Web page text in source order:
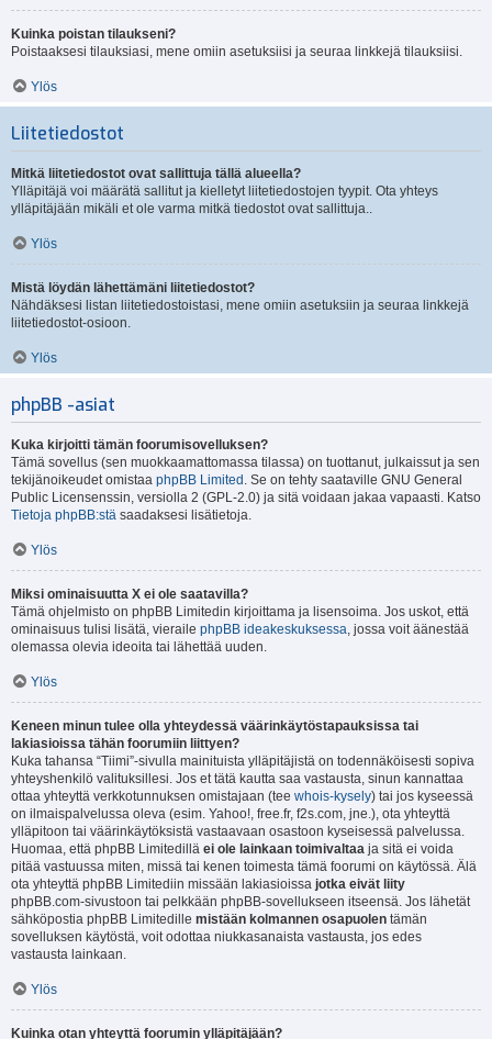
Kuinka poistan tilaukseni?
Poistaaksesi tilauksiasi, mene omiin asetuksiisi ja seuraa linkkejä tilauksiisi.
Ylös
Liitetiedostot
Mitkä liitetiedostot ovat sallittuja tällä alueella?
Ylläpitäjä voi määrätä sallitut ja kielletyt liitetiedostojen tyypit. Ota yhteys
ylläpitäjään mikäli et ole varma mitkä tiedostot ovat sallittuja..
Ylös
Mistä löydän lähettämäni liitetiedostot?
Nähdäksesi listan liitetiedostoistasi, mene omiin asetuksiin ja seuraa linkkejä
liitetiedostot-osioon.
Ylös
phpBB -asiat
Kuka kirjoitti tämän foorumisovelluksen?
Tämä sovellus (sen muokkaamattomassa tilassa) on tuottanut, julkaissut ja sen
tekijänoikeudet omistaa phpBB Limited . Se on tehty saataville GNU General
Public Licensenssin, versiolla 2 (GPL-2.0) ja sitä voidaan jakaa vapaasti. Katso
Tietoja phpBB:stä saadaksesi lisätietoja.
Ylös
Miksi ominaisuutta X ei ole saatavilla?
Tämä ohjelmisto on phpBB Limitedin kirjoittama ja lisensoima. Jos uskot, että
ominaisuus tulisi lisätä, vieraile phpBB ideakeskuksessa, jossa voit äänestää
olemassa olevia ideoita tai lähettää uuden.
Ylös
Keneen minun tulee olla yhteydessä väärinkäytöstapauksissa tai
lakiasioissa tähän foorumiin liittyen?
Kuka tahansa “Tiimi”-sivulla mainituista ylläpitäjistä on todennäköisesti sopiva
yhteyshenkilö valituksillesi. Jos et tätä kautta saa vastausta, sinun kannattaa
ottaa yhteyttä verkkotunnuksen omistajaan (tee whois-kysely) tai jos kyseessä
on ilmaispalvelussa oleva (esim. Yahoo!, free.fr, f2s.com, jne.), ota yhteyttä
ylläpitoon tai väärinkäytöksistä vastaavaan osastoon kyseisessä palvelussa.
Huomaa, että phpBB Limitedillä ei ole lainkaan toimivaltaa ja sitä ei voida
pitää vastuussa miten, missä tai kenen toimesta tämä foorumi on käytössä. Älä
ota yhteyttä phpBB Limitediin missään lakiasioissa jotka eivät liity
phpBB.com-sivustoon tai pelkkään phpBB-sovellukseen itseensä. Jos lähetät
sähköpostia phpBB Limitedille mistään kolmannen osapuolen tämän
sovelluksen käytöstä, voit odottaa niukkasanaista vastausta, jos edes
vastausta lainkaan.
Ylös
Kuinka otan yhteyttä foorumin ylläpitäjään?